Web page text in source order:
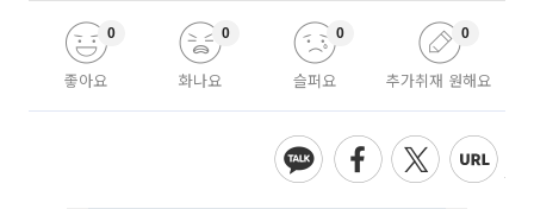
좋아요
0
화나요
0
슬퍼요
0
추가취재 원해요
0